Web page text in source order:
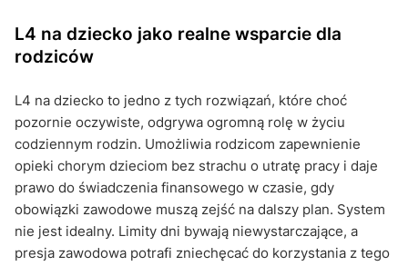
L4 na dziecko jako realne wsparcie dla
rodziców
L4 na dziecko to jedno z tych rozwiązań, które choć
pozornie oczywiste, odgrywa ogromną rolę w życiu
codziennym rodzin. Umożliwia rodzicom zapewnienie
opieki chorym dzieciom bez strachu o utratę pracy i daje
prawo do świadczenia finansowego w czasie, gdy
obowiązki zawodowe muszą zejść na dalszy plan. System
nie jest idealny. Limity dni bywają niewystarczające, a
presja zawodowa potrafi zniechęcać do korzystania z tego